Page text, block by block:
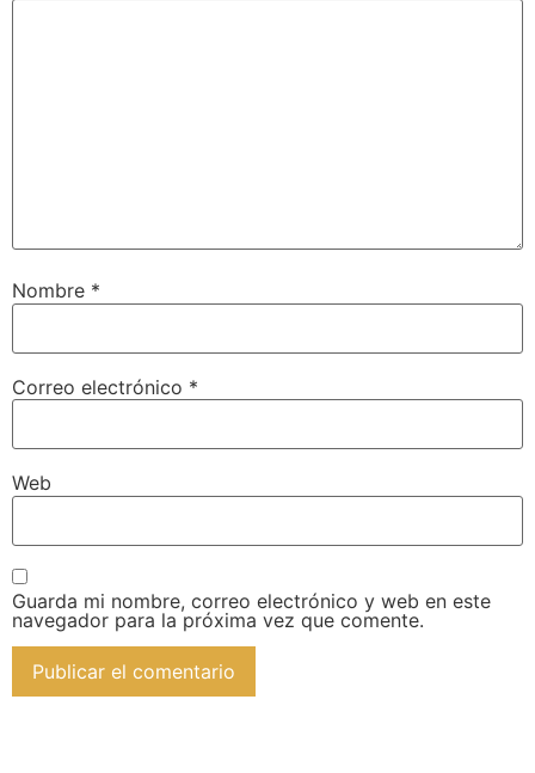
Nombre *
Correo electrónico *
Web
Guarda mi nombre, correo electrónico y web en este
navegador para la próxima vez que comente.